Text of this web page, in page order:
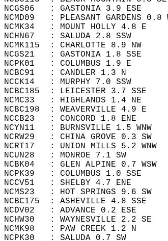
NCGS06   : GASTONIA 3.9
NCMD09   : PLEASANT
NCMK34   : MOUNT HOLLY
NCHN67   : SALUDA 2.8
NCMK115  : CHARLOTTE 8.9
NCGS21   : GASTONIA 1.8
NCPK01   : COLUMBUS 1.9
NCBC91   : CANDLER 1.3
NCCK14   : MURPHY 7.0
NCBC185  : LEICESTER 3.7
NCMC33   : HIGHLANDS 1.4
NCBC198  : WEAVERVILLE
NCCB23   : CONCORD 1.8
NCYN11   : BURNSVILLE 1.5
NCRW29   : CHINA GROVE
NCRT17   : UNION MILLS 5.2
NCUN28   : MONROE 7.1 SW
NCBK04   : GLEN ALPINE 0.7
NCPK39   : COLUMBUS 1.0
NCCV51   : SHELBY 4.7 ENE
NCMS23   : HOT SPRINGS
NCBC175  : ASHEVILLE 4.8
NCDV02   : ADVANCE 0.2
NCHW30   : WAYNESVILLE
NCMK98   : PAW CREEK 1.2
NCPK30   : SALUDA 0.7 SW